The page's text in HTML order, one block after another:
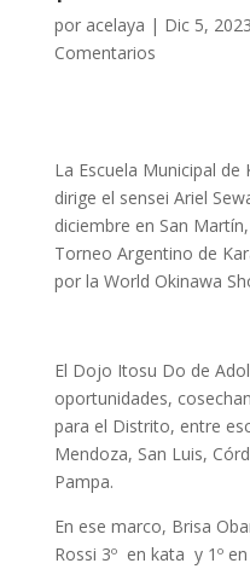
por acelaya | Dic 5, 2023
Comentarios
La Escuela Municipal
dirige el sensei Ariel
diciembre en San
Torneo Argentino de
por la World Okinawa
El Dojo Itosu Do de
oportunidades,
para el Distrito, entre
Mendoza, San Luis,
Pampa.
En ese marco, Brisa
Rossi 3º en kata y 1º